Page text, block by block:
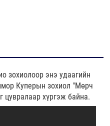
зохиолоор энэ удаагийн
Куперын зохиол "Мөрч
цувралаар хүргэж байна.